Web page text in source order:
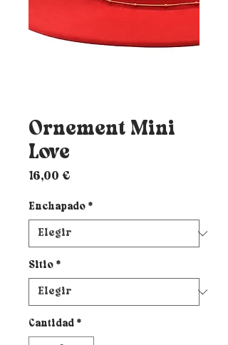
Ornement Mini
Love
16,00 €
Enchapado *
Sitio *
Cantidad *